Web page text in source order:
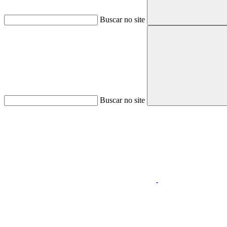
Buscar no site
Buscar no site